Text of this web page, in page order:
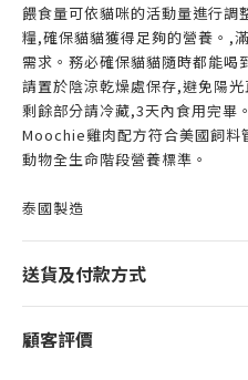
餵食量可依貓咪的活動量進行調
糧,確保貓貓獲得足夠的營養。,
需求。務必確保貓貓隨時都能喝
請置於陰涼乾燥處保存,避免陽光
剩餘部分請冷藏,3天內食用完畢。
Moochie雞肉配方符合美國飼料
動物全生命階段營養標準。
泰國製造
送貨及付款方式
顧客評價